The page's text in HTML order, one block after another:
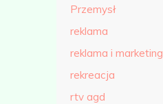
Przemysł
reklama
reklama i marketing
rekreacja
rtv agd